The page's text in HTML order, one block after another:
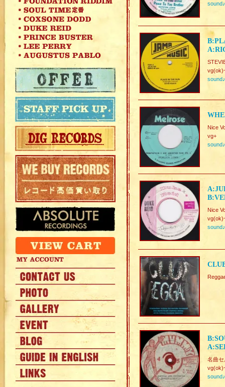
sound♪
sound♪
Nice
vg+
sound♪
Nice
sound♪
名曲
sound♪